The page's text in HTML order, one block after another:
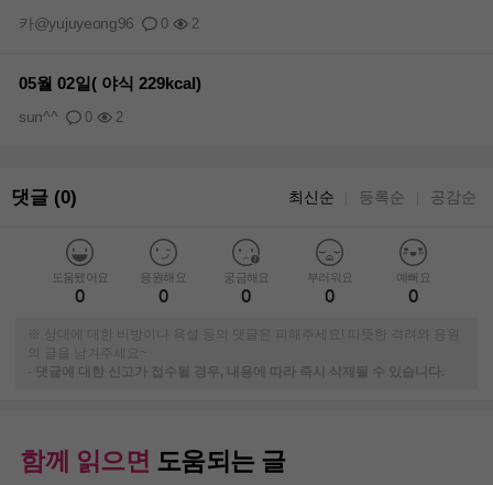
0 2
카@yujuyeong96
05월 02일( 야식 229kcal)
0 2
sun^^
댓글 (0) 최신순 등록순 공감순
도움됐어요
0
응원해요
0
궁금해요
0
부러워요
0
예뻐요
0
※ 상대에 대한 비방이나 욕설 등의 댓글은 피해주세요! 따뜻한 격려와 응원
의 글을 남겨주세요~
-
댓글에 대한 신고가 접수될 경우, 내용에 따라 즉시 삭제될 수 있습니다.
함께 읽으면 도움되는 글